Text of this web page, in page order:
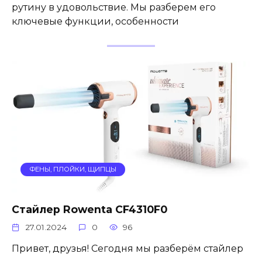
рутину в удовольствие. Мы разберем его
ключевые функции, особенности
ФЕНЫ, ПЛОЙКИ, ЩИПЦЫ
Стайлер Rowenta CF4310F0
27.01.2024 0 96
Привет, друзья! Сегодня мы разберём стайлер